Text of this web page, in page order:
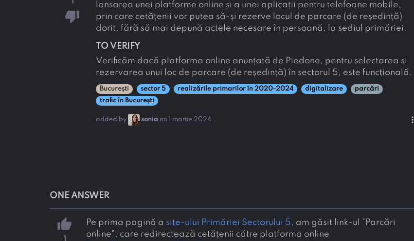
thumb_down
lansarea unei platforme online și a unei aplicații pentru telefoane mobile,
prin care cetățenii vor putea să-și rezerve locul de parcare (de reședință)
dorit, fără să mai depună actele necesare în persoană, la sediul primăriei.
TO VERIFY
Verificăm dacă platforma online anunțată de Piedone, pentru selectarea și
rezervarea unui loc de parcare (de reședință) în sectorul 5, este funcțională.
București sector 5 realizările primarilor în 2020-2024 digitalizare
parcări
trafic în București
added by sonia on 1 martie 2024 more_vert
ONE ANSWER
thumb_up Pe prima pagină a site-ului Primăriei Sectorului 5, am găsit link-ul "Parcări
online", care redirectează cetățenii către platforma online